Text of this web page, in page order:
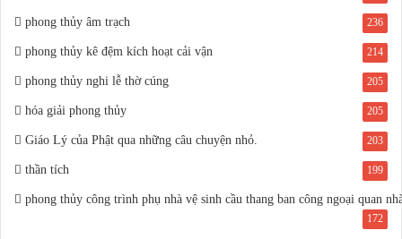
phong thủy âm trạch 236
phong thủy kê đệm kích hoạt cải vận 214
phong thủy nghi lễ thờ cúng 205
hóa giải phong thủy 205
Giáo Lý của Phật qua những câu chuyện nhỏ. 203
thần tích 199
phong thủy công trình phụ nhà vệ sinh cầu thang ban công ngoại quan
172